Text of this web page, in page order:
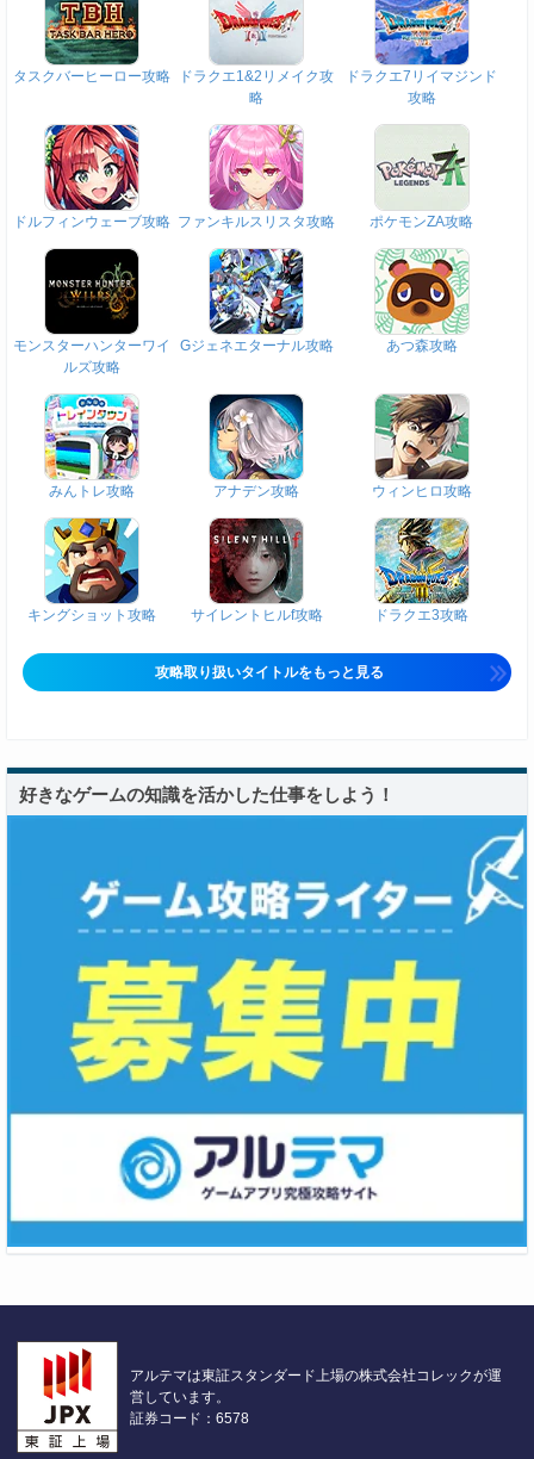
タスクバーヒーロー攻略
ドラクエ1&2リメイク攻
略
ドラクエ7リイマジンド
攻略
ドルフィンウェーブ攻略 ファンキルスリスタ攻略 ポケモンZA攻略
モンスターハンターワイ
ルズ攻略
Gジェネエターナル攻略 あつ森攻略
みんトレ攻略 アナデン攻略 ウィンヒロ攻略
キングショット攻略 サイレントヒルf攻略 ドラクエ3攻略
攻略取り扱いタイトルをもっと見る
好きなゲームの知識を活かした仕事をしよう！
アルテマは東証スタンダード上場の株式会社コレックが運
営しています。
証券コード：6578